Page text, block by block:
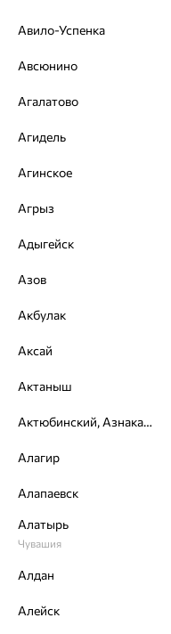
Изделие недоступно для
Описание
Вид изделия:
Вес:4.2
Металл:
Проба:
Авило-Успенка
Авсюнино
Агалатово
Агидель
Агинское
Агрыз
Адыгейск
Азов
Акбулак
Аксай
Актаныш
Актюбинский, Азнакаевский район
Алагир
Алапаевск
Алатырь
Чувашия
Алдан
Алейск